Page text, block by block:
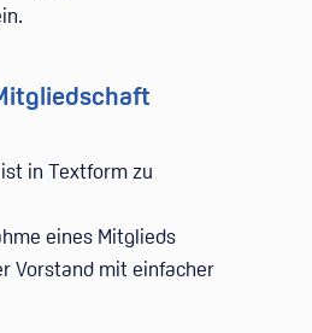
in Textform zu
eines Mitglieds
Vorstand mit einfacher